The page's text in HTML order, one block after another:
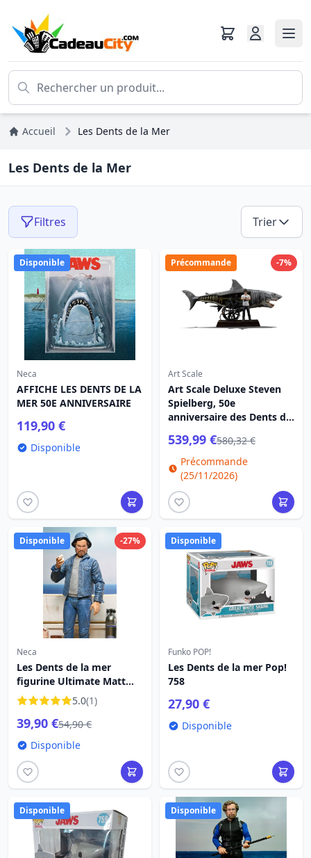
Accueil Les Dents de la Mer
Les Dents de la Mer
Filtres Trier
Disponible
Neca
AFFICHE LES DENTS DE LA
MER 50E ANNIVERSAIRE
119,90 €
Disponible
-7%
Précommande
Art Scale
Art Scale Deluxe Steven
Spielberg, 50e
anniversaire des Dents de
Studios
539,99 €580,32 €
Précommande
(25/11/2026)
-27%
Disponible
Neca
Les Dents de la mer
figurine Ultimate Matt
Hooper Amity Arrival
50th Anniversary 18 cm
5.0(1)
39,90 €54,90 €
Disponible
Disponible
Funko POP!
Les Dents de la mer Pop!
758
27,90 €
Disponible
Disponible Disponible